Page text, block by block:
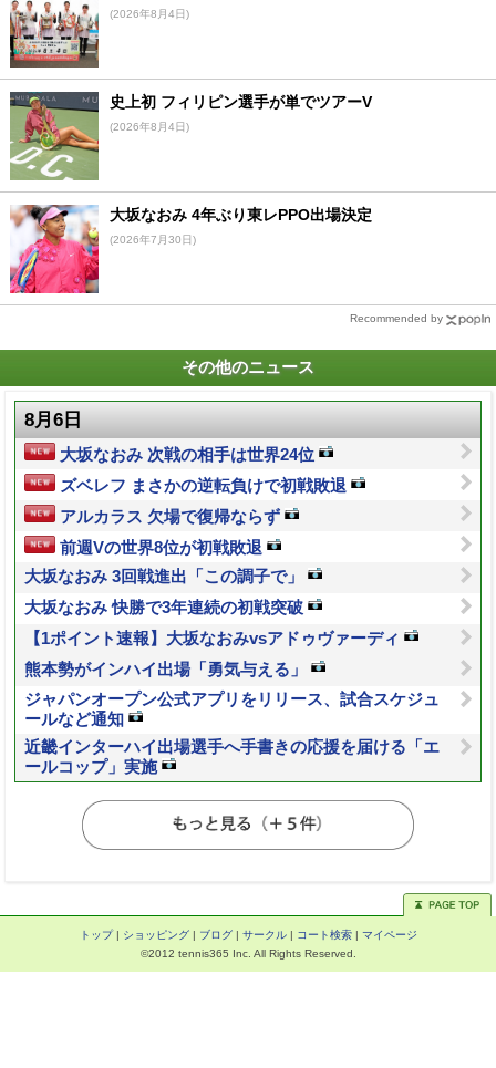
(2026年8月4日)
史上初 フィリピン選手が単でツアーV
(2026年8月4日)
大坂なおみ 4年ぶり東レPPO出場決定
(2026年7月30日)
Recommended by
その他のニュース
8月6日
大坂なおみ 次戦の相手は世界24位
ズベレフ まさかの逆転負けで初戦敗退
アルカラス 欠場で復帰ならず
前週Vの世界8位が初戦敗退
大坂なおみ 3回戦進出「この調子で」
大坂なおみ 快勝で3年連続の初戦突破
【1ポイント速報】大坂なおみvsアドゥヴァーディ
熊本勢がインハイ出場「勇気与える」
ジャパンオープン公式アプリをリリース、試合スケジュ
ールなど通知
近畿インターハイ出場選手へ手書きの応援を届ける「エ
ールコップ」実施
トップ| ショッピング| ブログ| サークル| コート検索| マイページ
©2012 tennis365 Inc. All Rights Reserved.